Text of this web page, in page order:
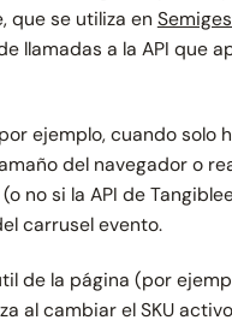
que se utiliza en
llamadas a la API que
ejemplo, cuando solo
del navegador o
no si la API de
carruselevento.
de la página (por
al cambiar el SKU